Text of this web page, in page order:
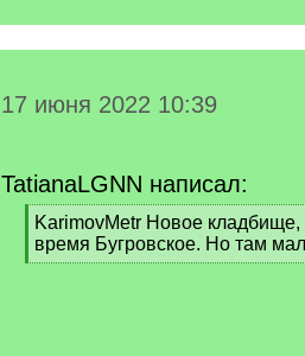
17 июня 2022 10:39
TatianaLGNN написал:
[
q
]
KarimovMetr Новое кладбище,
время Бугровское. Но там
[